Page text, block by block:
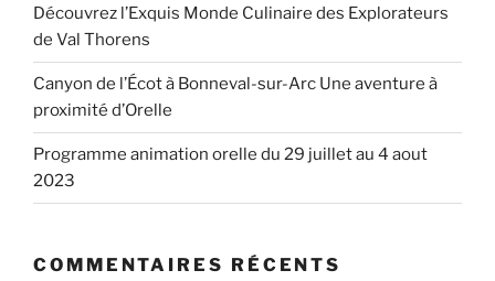
Découvrez l’Exquis Monde Culinaire des Explorateurs
de Val Thorens
Canyon de l’Écot à Bonneval-sur-Arc Une aventure à
proximité d’Orelle
Programme animation orelle du 29 juillet au 4 aout
2023
COMMENTAIRES RÉCENTS